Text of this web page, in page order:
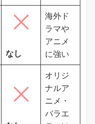
なし
海外ド
ラマや
アニメ
に強い
オリジ
ナルア
ニメ・
バラエ